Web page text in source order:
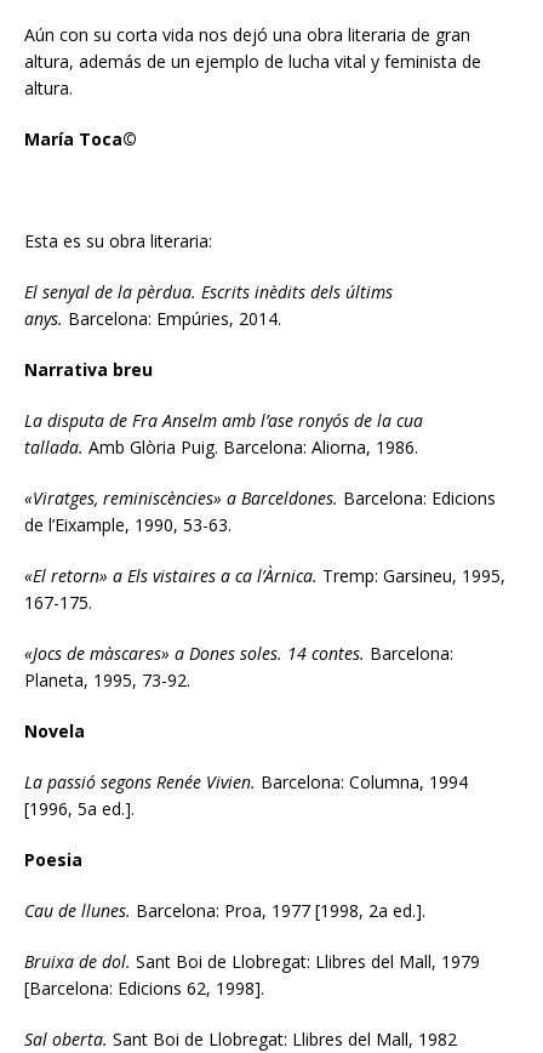
Aún con su corta vida nos dejó una obra literaria de gran
altura, además de un ejemplo de lucha vital y feminista de
altura.
María Toca©
Esta es su obra literaria:
El senyal de la pèrdua. Escrits inèdits dels últims
anys. Barcelona: Empúries, 2014.
Narrativa breu
La disputa de Fra Anselm amb l’ase ronyós de la cua
tallada. Amb Glòria Puig. Barcelona: Aliorna, 1986.
«Viratges, reminiscències» a Barceldones. Barcelona: Edicions
de l’Eixample, 1990, 53­-63.
«El retorn» a Els vistaires a ca l’Àrnica. Tremp: Garsineu, 1995,
167-175.
«Jocs de màscares» a Dones soles. 14 contes. Barcelona:
Planeta, 1995, 73-92.
Novela
La passió segons Renée Vivien. Barcelona: Columna, 1994
[1996, 5a ed.].
Poesia
Cau de llunes. Barcelona: Proa, 1977 [1998, 2a ed.].
Bruixa de dol. Sant Boi de Llobregat: Llibres del Mall, 1979
[Barcelona: Edicions 62, 1998].
Sal oberta. Sant Boi de Llobregat: Llibres del Mall, 1982